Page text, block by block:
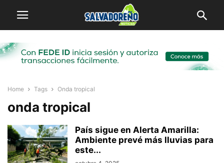
Home Tags Onda tropical
onda tropical
País sigue en Alerta Amarilla:
Ambiente prevé más lluvias para
este...